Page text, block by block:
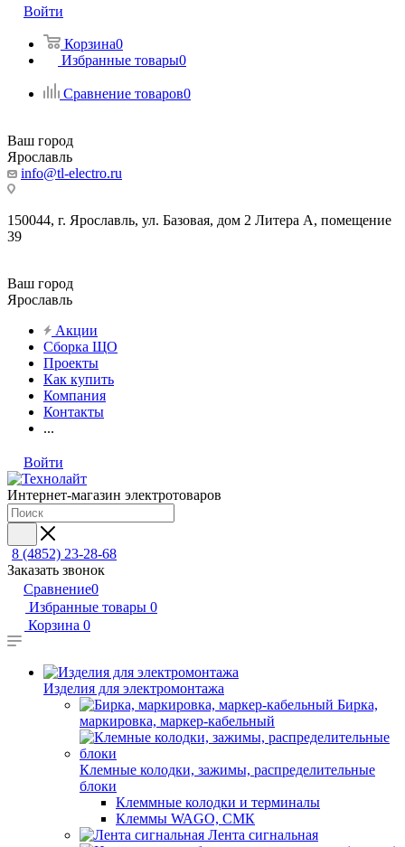
Войти
Корзина0
Избранные товары0
Сравнение товаров0
Ваш город
Ярославль
info@tl-electro.ru
150044, г. Ярославль, ул. Базовая, дом 2 Литера А, помещение
39
Ваш город
Ярославль
Акции
Сборка ЩО
Проекты
Как купить
Компания
Контакты
...
Войти
Интернет-магазин электротоваров
8 (4852) 23-28-68
Заказать звонок
Сравнение0
Избранные товары 0
Корзина 0
Изделия для электромонтажа
Бирка,
маркировка, маркер-кабельный
Клемные колодки, зажимы, распределительные
блоки
Клеммные колодки и терминалы
Клеммы WAGO, СМК
Лента сигнальная